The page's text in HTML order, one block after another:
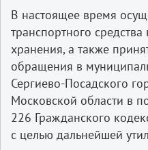
В настоящее время
транспортного
хранения, а также
обращения в
Сергиево-Посадского
Московской области в
226 Гражданского
с целью дальнейшей